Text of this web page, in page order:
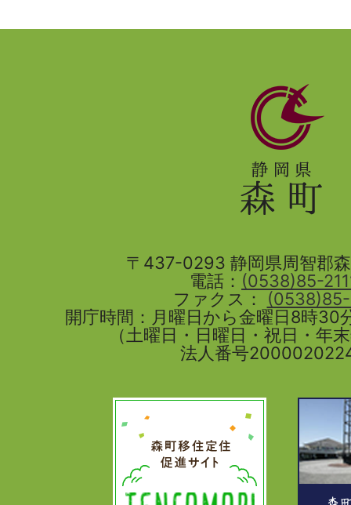
静
岡
県
森
町
〒437-0293 静岡県周智郡
電話： (0538)85-
ファクス：
開庁時間：月曜日から金曜日8時30
（土曜日・日曜日・祝日・年
法人番号